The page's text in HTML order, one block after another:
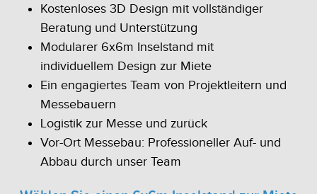
Kostenloses 3D Design mit vollständiger
Beratung und Unterstützung
Modularer 6x6m Inselstand mit
individuellem Design zur Miete
Ein engagiertes Team von Projektleitern und
Messebauern
Logistik zur Messe und zurück
Vor-Ort Messebau: Professioneller Auf- und
Abbau durch unser Team